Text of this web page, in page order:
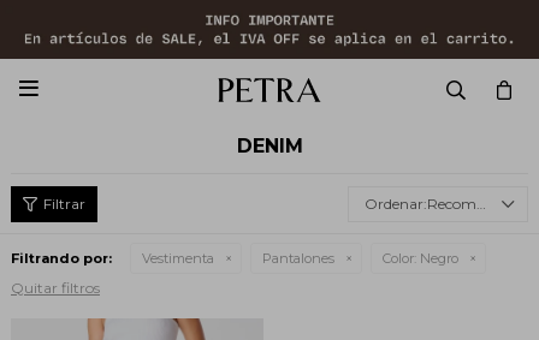

DENIM
Recomendados
Filtrando por: Vestimenta Pantalones Color: Negro
Quitar filtros